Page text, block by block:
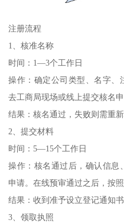
注册流程
1、核准名称
时间：1—3个工作日
操作：确定公司类型、名字、
去工商局现场或线上提交核名申
结果：核名通过，失败则需重新
2、提交材料
时间：5—15个工作日
操作：核名通过后，确认信息
申请。在线预审通过之后，按
结果：收到准予设立登记通知书
3、领取执照